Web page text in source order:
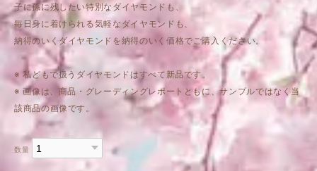
子に孫に残したい特別なダイヤモンドも、
毎日身に着けられる気軽なダイヤモンドも、
納得のいくダイヤモンドを納得のいく価格でご購入ください。
※ 私どもで扱うダイヤモンドはすべて新品です。
※ 画像は、商品・グレーディングレポートともに、サンプルではなく当
該商品の画像です。
数量